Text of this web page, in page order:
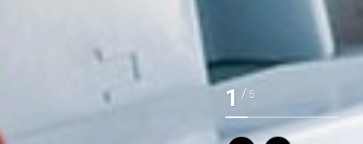
1 / 5